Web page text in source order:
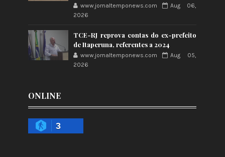
www.jornaltemponews.com
Aug 06,
2026
TCE-RJ reprova contas do ex-prefeito
de Itaperuna, referentes a 2024
www.jornaltemponews.com
Aug 05,
2026
ONLINE
3